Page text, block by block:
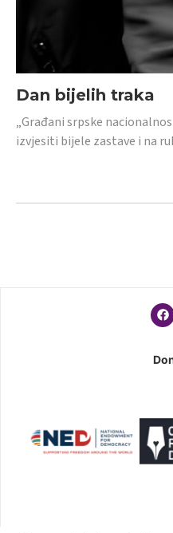
Dan bijelih traka
„Građani srpske
izvjesiti bijele zastave i na